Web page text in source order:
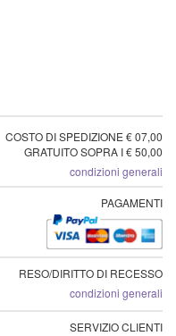
COSTO DI SPEDIZIONE € 07,00
GRATUITO SOPRA I € 50,00
condizioni generali
PAGAMENTI
RESO/DIRITTO DI RECESSO
condizioni generali
SERVIZIO CLIENTI